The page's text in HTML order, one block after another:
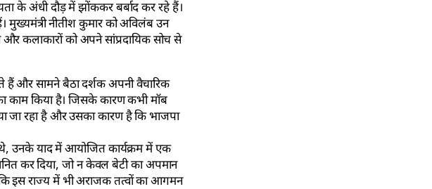
के अंधी दौड़ में झोंककर बर्बाद कर रहे हैं।
नीतीश कुमार को अविलंब उन
और कलाकारों को अपने सांप्रदायिक सोच से
हैं और सामने बैठा दर्शक अपनी वैचारिक
काम किया है। जिसके कारण कभी मॉब
जा रहा है और उसका कारण है कि भाजपा
उनके याद में आयोजित कार्यक्रम में एक
कर दिया, जो न केवल बेटी का अपमान
इस राज्य में भी अराजक तत्वों का आगमन